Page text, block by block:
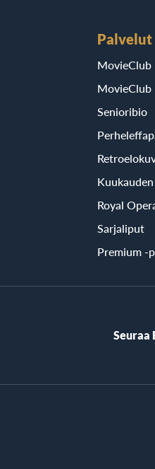
Palvelut
MovieClub
MovieClub
Senioribio
Royal
Sarjaliput
Premium -
Seuraa